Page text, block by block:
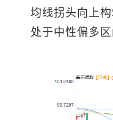
均线拐头向上
处于中性偏多